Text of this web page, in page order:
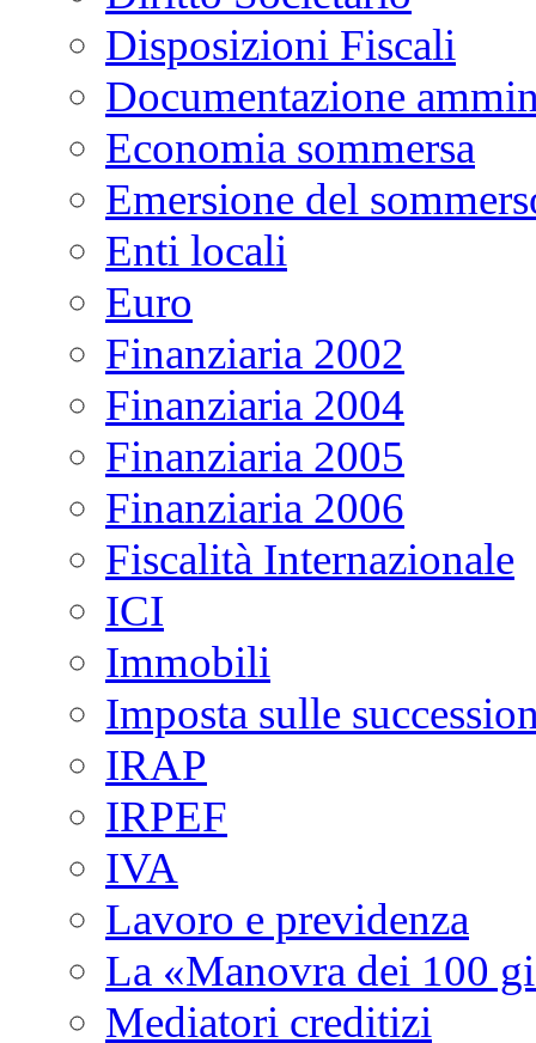
Disposizioni Fiscali
Documentazione
Economia sommersa
Emersione del
Enti locali
Euro
Finanziaria 2002
Finanziaria 2004
Finanziaria 2005
Finanziaria 2006
Fiscalità Internazionale
ICI
Immobili
Imposta sulle
IRAP
IRPEF
IVA
Lavoro e previdenza
La «Manovra dei 100
Mediatori creditizi